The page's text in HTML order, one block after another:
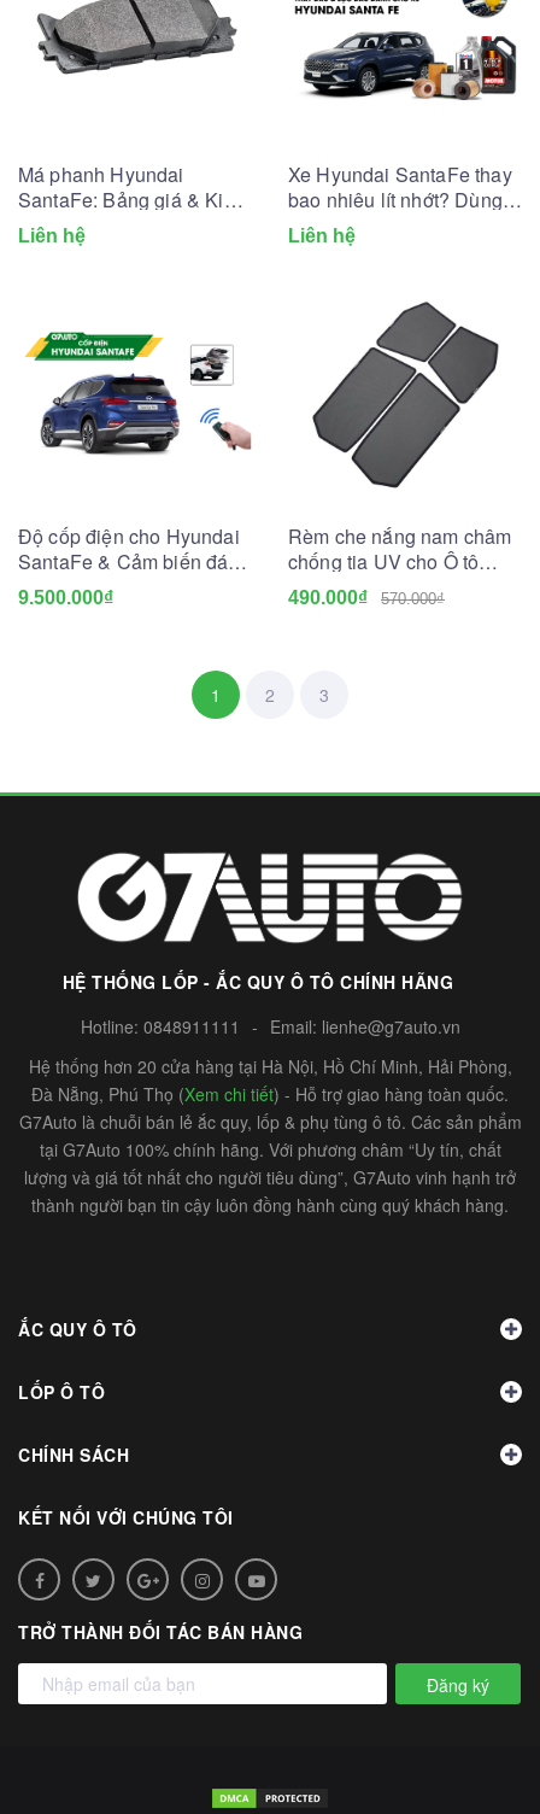
Má phanh Hyundai
SantaFe: Bảng giá & Kinh
nghiệm thay lắp
Liên hệ
Xe Hyundai SantaFe thay
bao nhiêu lít nhớt? Dùng
lọc dầu nhớt nào?
Liên hệ
Độ cốp điện cho Hyundai
SantaFe & Cảm biến đá
cốp
9.500.000₫
Rèm che nắng nam châm
chống tia UV cho Ô tô
(May đo theo xe)
490.000₫ 570.000₫
1 2 3
HỆ THỐNG LỐP - ẮC QUY Ô TÔ CHÍNH HÃNG
Hotline: 0848911111 - Email: lienhe@g7auto.vn
Hệ thống hơn 20 cửa hàng tại Hà Nội, Hồ Chí Minh, Hải Phòng,
Đà Nẵng, Phú Thọ (Xem chi tiết) - Hỗ trợ giao hàng toàn quốc.
G7Auto là chuỗi bán lẻ ắc quy, lốp & phụ tùng ô tô. Các sản phẩm
tại G7Auto 100% chính hãng. Với phương châm “Uy tín, chất
lượng và giá tốt nhất cho người tiêu dùng”, G7Auto vinh hạnh trở
thành người bạn tin cậy luôn đồng hành cùng quý khách hàng.
ẮC QUY Ô TÔ
LỐP Ô TÔ
CHÍNH SÁCH
KẾT NỐI VỚI CHÚNG TÔI
TRỞ THÀNH ĐỐI TÁC BÁN HÀNG
Đăng ký